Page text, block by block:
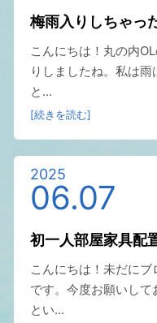
梅雨入りしちゃっ
こんにちは！丸の内
りしましたね。私は
と...
[続きを読む]
2025
06.07
初一人部屋家具配
こんにちは！未だに
です。今度お願いし
とい...